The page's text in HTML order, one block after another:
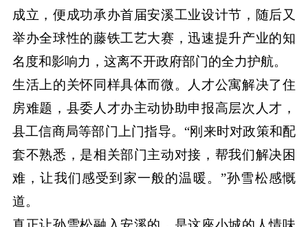
成立，便成功承办首届安溪工业设计节，随后又
举办全球性的藤铁工艺大赛，迅速提升产业的知
名度和影响力，这离不开政府部门的全力护航。
生活上的关怀同样具体而微。人才公寓解决了住
房难题，县委人才办主动协助申报高层次人才，
县工信商局等部门上门指导。“刚来时对政策和配
套不熟悉，是相关部门主动对接，帮我们解决困
难，让我们感受到家一般的温暖。”孙雪松感慨
道。